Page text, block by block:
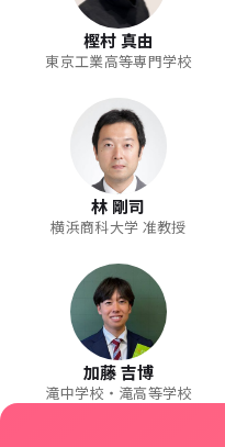
樫村 真由
東京工業高等専門学校
林 剛司
横浜商科大学 准教授
加藤 吉博
滝中学校・滝高等学校